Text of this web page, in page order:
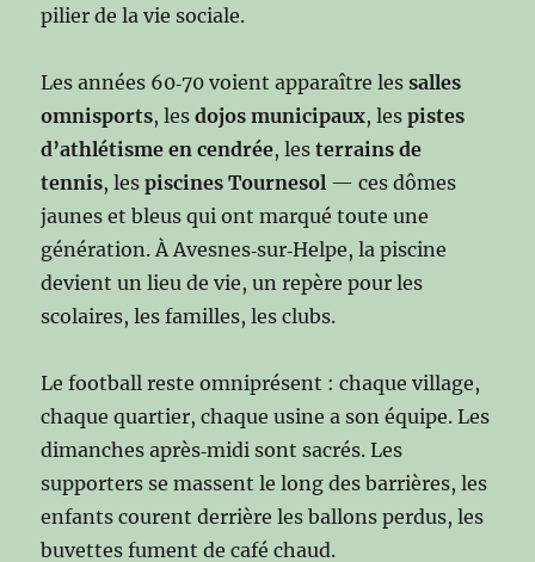
pilier de la vie sociale.
Les années 60‑70 voient apparaître lessalles
omnisports, lesdojos municipaux, lespistes
d’athlétisme en cendrée, lesterrains de
tennis, lespiscines Tournesol — ces dômes
jaunes et bleus qui ont marqué toute une
génération. À Avesnes‑sur‑Helpe, la piscine
devient un lieu de vie, un repère pour les
scolaires, les familles, les clubs.
Le football reste omniprésent : chaque village,
chaque quartier, chaque usine a son équipe. Les
dimanches après‑midi sont sacrés. Les
supporters se massent le long des barrières, les
enfants courent derrière les ballons perdus, les
buvettes fument de café chaud.